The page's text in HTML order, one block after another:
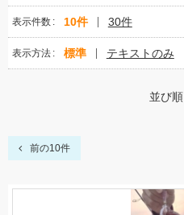
表示件数 10件 30件
表示方法 標準 テキストのみ
並び順
前の10件